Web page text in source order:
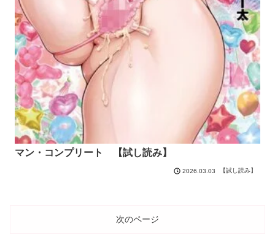
マン・コンプリート 【試し読み】
2026.03.03 【試し読み】
次のページ